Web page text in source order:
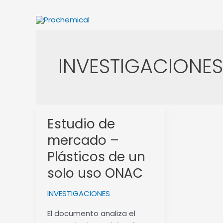
INVESTIGACIONES
Estudio de
mercado –
Plásticos de un
solo uso ONAC
INVESTIGACIONES
El documento analiza el
Estudio
mercado
–
Plásticos
de
un
uso